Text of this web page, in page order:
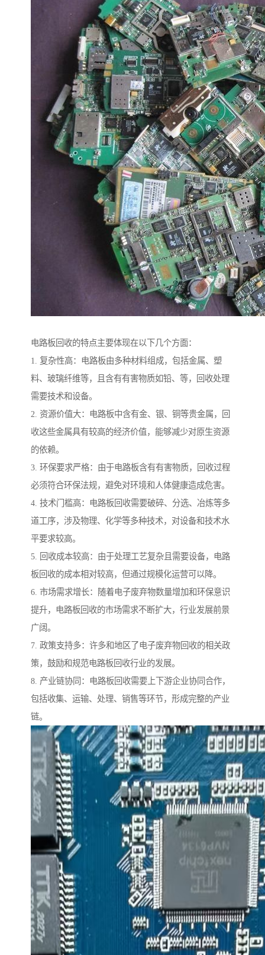
电路板回收的特点主要体现在以下几个方面：
1. 复杂性高：电路板由多种材料组成，包括金属、塑
料、玻璃纤维等，且含有有害物质如铅、等，回收处理
需要技术和设备。
2. 资源价值大：电路板中含有金、银、铜等贵金属，回
收这些金属具有较高的经济价值，能够减少对原生资源
的依赖。
3. 环保要求严格：由于电路板含有有害物质，回收过程
必须符合环保法规，避免对环境和人体健康造成危害。
4. 技术门槛高：电路板回收需要破碎、分选、冶炼等多
道工序，涉及物理、化学等多种技术，对设备和技术水
平要求较高。
5. 回收成本较高：由于处理工艺复杂且需要设备，电路
板回收的成本相对较高，但通过规模化运营可以降。
6. 市场需求增长：随着电子废弃物数量增加和环保意识
提升，电路板回收的市场需求不断扩大，行业发展前景
广阔。
7. 政策支持多：许多和地区了电子废弃物回收的相关政
策，鼓励和规范电路板回收行业的发展。
8. 产业链协同：电路板回收需要上下游企业协同合作，
包括收集、运输、处理、销售等环节，形成完整的产业
链。